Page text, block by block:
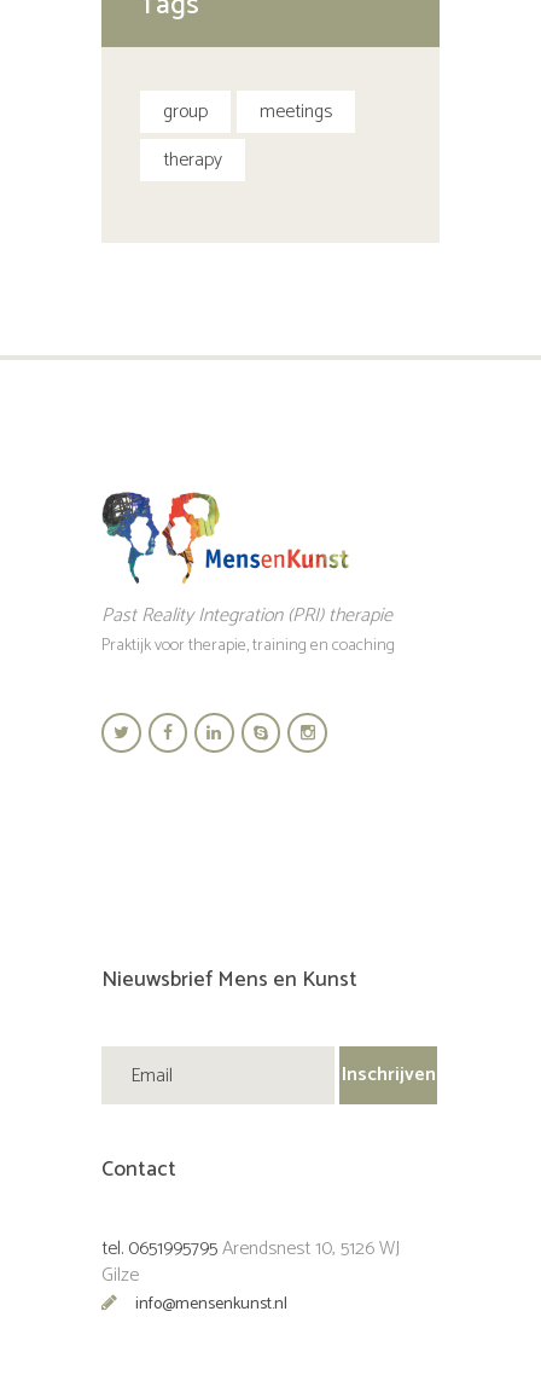
group
meetings
therapy
Past Reality Integration (PRI) therapie
Praktijk voor therapie, training en coaching
Nieuwsbrief Mens en Kunst
Contact
tel. 0651995795Arendsnest 10, 5126 WJ
Gilze
info@mensenkunst.nl